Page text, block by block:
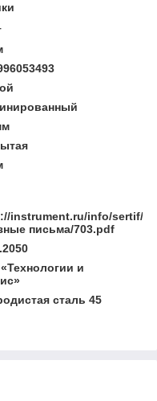
instrument.ru/info/sertif/
письма/703.pdf
и
сталь 45